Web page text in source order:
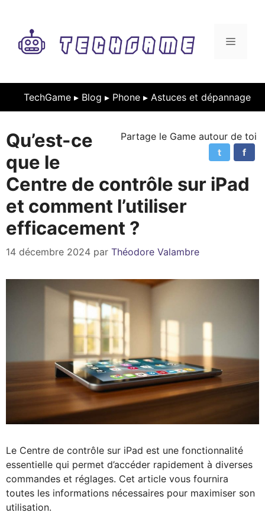
contenu
MENU
TechGame ▸ Blog ▸ Phone ▸ Astuces et dépannage
Partage le Game autour de toi
f
t
Qu’est-ce
que le
Centre de contrôle sur iPad
et comment l’utiliser
efficacement ?
14 décembre 2024 par Théodore Valambre
Le Centre de contrôle sur iPad est une fonctionnalité
essentielle qui permet d’accéder rapidement à diverses
commandes et réglages. Cet article vous fournira
toutes les informations nécessaires pour maximiser son
utilisation.